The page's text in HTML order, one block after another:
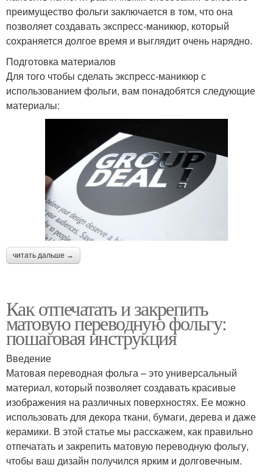
преимущество фольги заключается в том, что она
позволяет создавать экспресс-маникюр, который
сохраняется долгое время и выглядит очень нарядно.
Подготовка материалов
Для того чтобы сделать экспресс-маникюр с
использованием фольги, вам понадобятся следующие
материалы:
читать дальше →
Как отпечатать и закрепить
матовую переводную фольгу:
пошаговая инструкция
Введение
Матовая переводная фольга – это универсальный
материал, который позволяет создавать красивые
изображения на различных поверхностях. Ее можно
использовать для декора ткани, бумаги, дерева и даже
керамики. В этой статье мы расскажем, как правильно
отпечатать и закрепить матовую переводную фольгу,
чтобы ваш дизайн получился ярким и долговечным.